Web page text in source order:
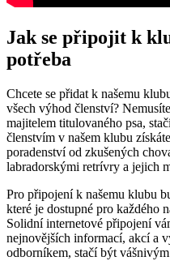
Jak se připojit⁢ k
potřeba
Chcete se ​přidat k našemu
všech výhod ‌členství?⁣
majitelem titulovaného psa,
členstvím v našem klubu
poradenství ‌od ⁢zkušených
labradorskými retrívry a jejich
Pro připojení k ⁣našemu klubu
které je dostupné pro každého⁤
Solidní ‌internetové‌ připojení
nejnovějších informací, akcí a
odborníkem, stačí ⁣být